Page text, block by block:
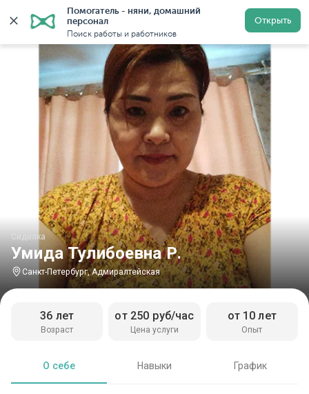
Помогатель - няни, домашний
персонал
Поиск работы и работников
Открыть
Главная Сиделки Сиделки в Санкт-Петербурге
Умида Тулибоевна Р.
Сиделка
Санкт-Петербург, Адмиралтейская
Возраст
36 лет
Цена услуги
от 250 руб/час
Опыт
от 10 лет
О себе Навыки График